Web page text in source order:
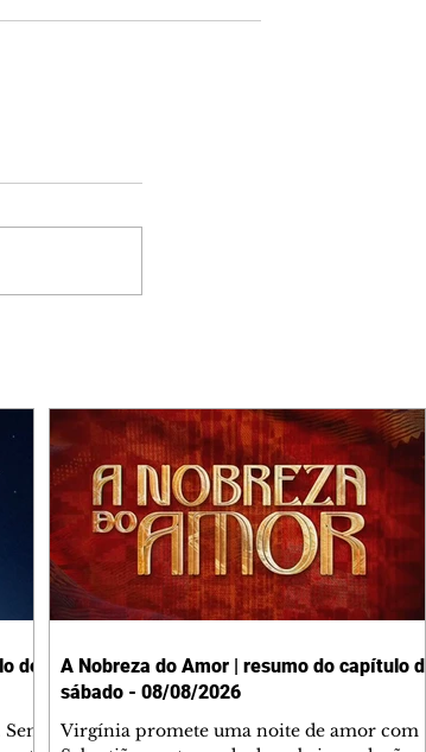
de
A Nobreza do Amor | resumo do capítulo de
sábado - 08/08/2026
Virgínia promete uma noite de amor com